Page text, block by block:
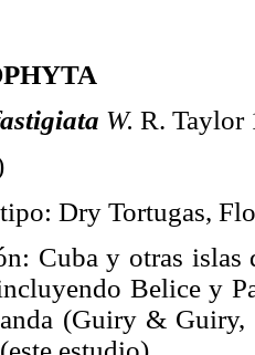
W. R. Taylor
Dry Tortugas,
Cuba y otras islas
Belice y
(Guiry &